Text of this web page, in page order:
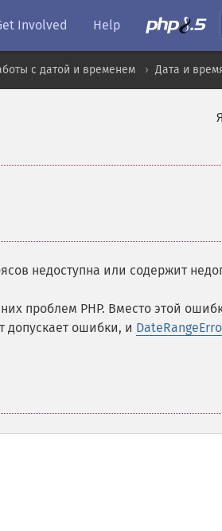
Involved Help
с датой и временем Дата и
недоступна или содержит
проблем PHP. Вместо этой
допускает ошибки, и